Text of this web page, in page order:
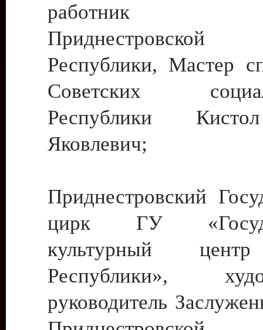
работник
Приднестровской
Республики, Мастер
Советских
Республики
Яковлевич;
Приднестровский
цирк ГУ
культурный
Республики»,
руководитель